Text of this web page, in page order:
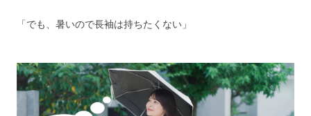
「でも、暑いので長袖は持ちたくない」